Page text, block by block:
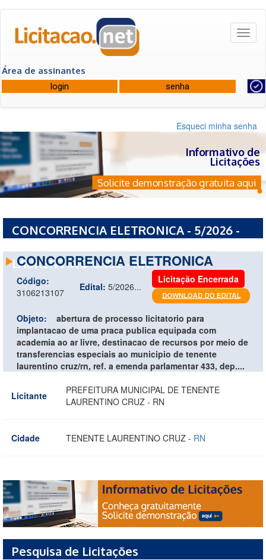
Área de assinantes
Esqueci minha senha
Informativo de
Licitações
Solicite demonstração gratuita aqui
CONCORRENCIA ELETRONICA - 5/2026 -
LAURENTINO CRUZ - RN
CONCORRENCIA ELETRONICA
Código:
3106213107
Edital: 5/2026...
Licitação Encerrada
Objeto:
abertura de processo licitatorio para
implantacao de uma praca publica equipada com
academia ao ar livre, destinacao de recursos por meio de
transferencias especiais ao municipio de tenente
laurentino cruz/rn, ref. a emenda parlamentar 433, dep....
Licitante
PREFEITURA MUNICIPAL DE TENENTE
LAURENTINO CRUZ - RN
Cidade TENENTE LAURENTINO CRUZ - RN
Pesquisa de Licitações